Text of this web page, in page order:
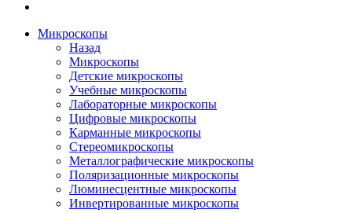
Микроскопы
Назад
Микроскопы
Детские микроскопы
Учебные микроскопы
Лабораторные микроскопы
Цифровые микроскопы
Карманные микроскопы
Стереомикроскопы
Металлографические микроскопы
Поляризационные микроскопы
Люминесцентные микроскопы
Инвертированные микроскопы